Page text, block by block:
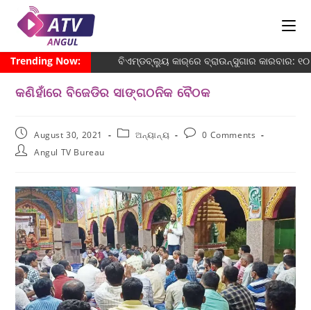
Trending Now: ବିଏମ୍‌ଡବ୍ଲ୍ୟୁ କାର୍‌ରେ ବ୍ରାଉନ୍‌ସୁଗାର କାରବାର:
କଣିହାଁରେ ବିଜେଡିର ସାଙ୍ଗଠନିକ ବୈଠକ
August 30, 2021 ଅନ୍ୟାନ୍ୟ
0 Comments
Angul TV Bureau